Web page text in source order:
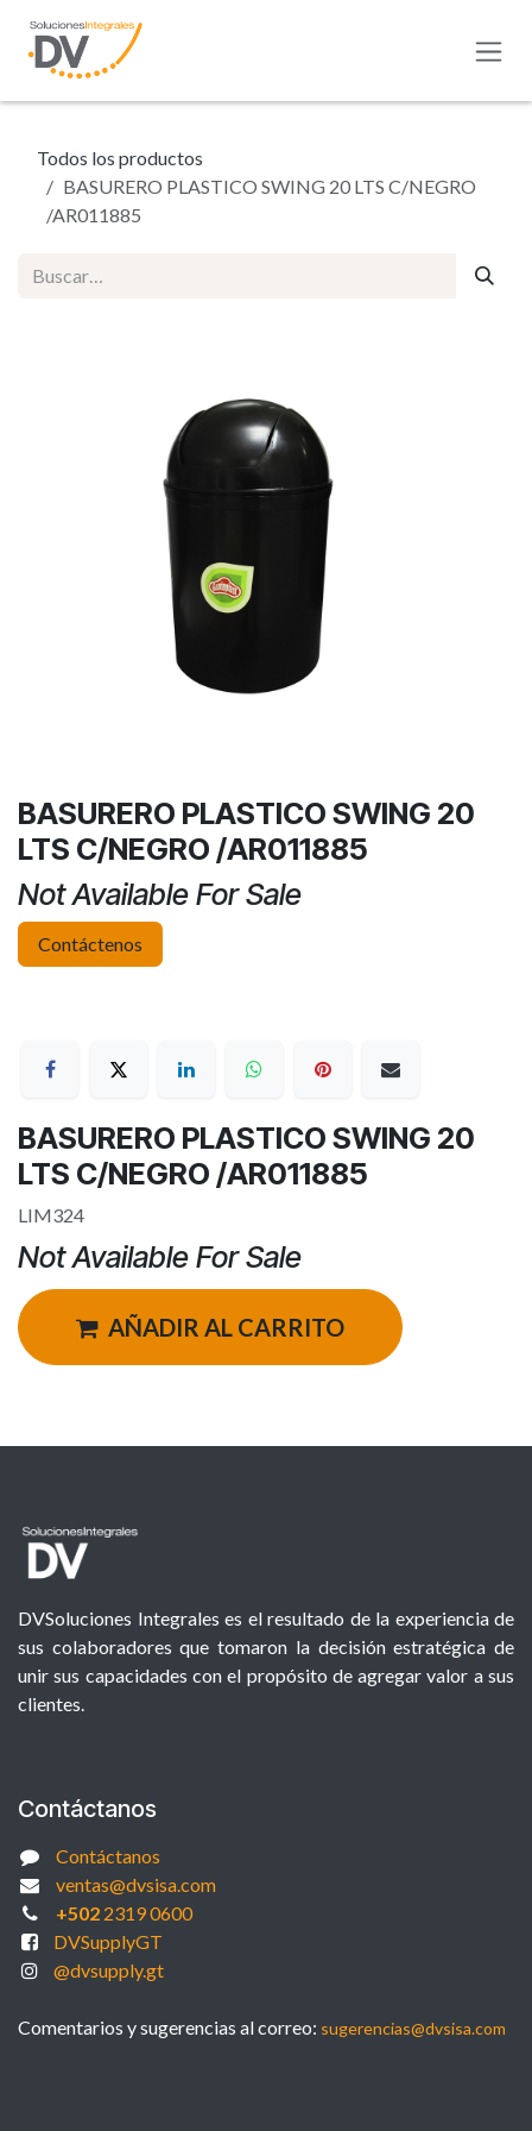
Todos los productos
BASURERO PLASTICO SWING 20 LTS C/NEGRO
/AR011885
BASURERO PLASTICO SWING 20
LTS C/NEGRO /AR011885
Not Available For Sale
Contáctenos
BASURERO PLASTICO SWING 20
LTS C/NEGRO /AR011885
LIM324
Not Available For Sale
AÑADIR AL CARRITO
DVSoluciones Integrales es el resultado de la experiencia de
sus colaboradores que tomaron la decisión estratégica de
unir sus capacidades con el propósito de agregar valor a sus
clientes.
Contáctanos
Contáctanos
ventas@dvsisa.com
+5022319 0600
DVSupplyGT
@dvsupply.gt
Comentarios y sugerencias al correo: sugerencias@dvsisa.com